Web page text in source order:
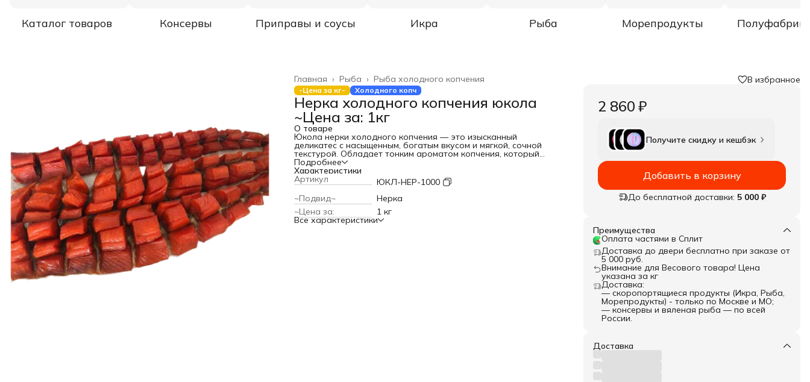
Каталог товаров Консервы Приправы и соусы Икра Рыба Морепродукты
Рыба холодного копчения
Рыба ›
Главная ›
-Цена за кг- Холодного копч
Нерка холодного копчения юкола
~Цена за: 1кг
О товаре
Юкола нерки холодного копчения — это изысканный
деликатес с насыщенным, богатым вкусом и мягкой, сочной
текстурой. Обладает тонким ароматом копчения, который
подчеркивает естественный вкус свежей семги. Идеально
подходит для подачи на закуски, бутерброды, канапе или в
качестве дополнения к праздничным и повседневным блюдам.
Благодаря своему натуральному составу и способу копчения,
юкола сохраняет все полезные свойства рыбы и радует
ценителей морепродуктов насыщенным вкусом и ароматом.
Отличный выбор для тех, кто ценит качество и изысканность в
каждом кусочке.
Подробнее
Характеристики
Артикул
ЮКЛ-НЕР-1000
~Подвид~
Нерка
~Цена за:
1 кг
Все характеристики
В избранное
2 860 ₽
Получите скидку и кешбэк
Добавить в корзину
До бесплатной доставки: 5 000 ₽
Преимущества
Оплата частями в Сплит
Доставка до двери бесплатно при заказе от
5 000 руб.
Внимание для Весового товара! Цена
указана за кг
Доставка:
— скоропортящиеся продукты (Икра, Рыба,
Морепродукты) - только по Москве и МО;
— консервы и вяленая рыба — по всей
России.
Доставка